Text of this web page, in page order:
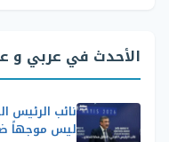
الأحدث في عربي و
نائب الرئيس
ليس موجهاً